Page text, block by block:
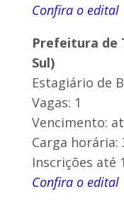
Confira o edital
Prefeitura de
Sul)
Estagiário de
Vagas: 1
Vencimento:
Carga horária:
Inscrições até
Confira o edital